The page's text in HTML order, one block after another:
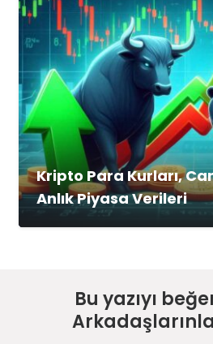
Kripto Para Kurları,
Anlık Piyasa Verileri
Bu yazıyı